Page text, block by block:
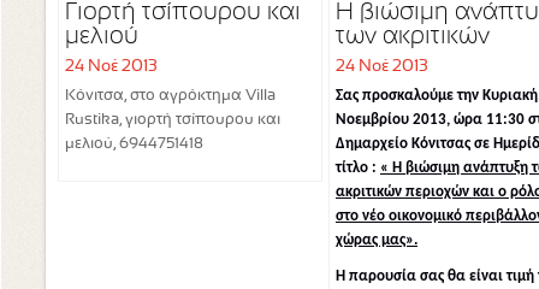
Γιορτή τσίπουρου και
μελιού
24 Νοέ 2013
Κόνιτσα, στο αγρόκτημα Villa
Rustika, γιορτή τσίπουρου και
μελιού, 6944751418
Η βιώσιμη
των ακριτικών
περιοχών και ο
τους στο νέο
οικονομικό
περιβάλλον της
χώρας μας
24 Νοέ 2013
Σας προσκαλούμε την
Νοεμβρίου 2013, ώρα 11:30
Δημαρχείο Κόνιτσας σε
τίτλο : « Η βιώσιμη ανάπτυξη
ακριτικών περιοχών και ο
στο νέο οικονομικό
χώρας μας».
Η παρουσία σας θα είναι τιμή